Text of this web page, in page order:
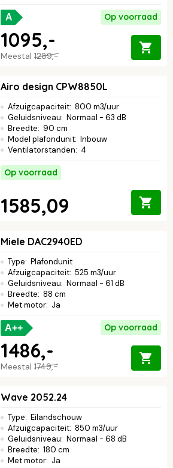
A Op voorraad
Meestal 1289,-
1095,-
Airo design CPW8850L
Afzuigcapaciteit: 800 m3/uur
Geluidsniveau: Normaal - 63 dB
Breedte: 90 cm
Model plafondunit: Inbouw
Ventilatorstanden: 4
Op voorraad
1585,09
Miele DAC2940ED
Type: Plafondunit
Afzuigcapaciteit: 525 m3/uur
Geluidsniveau: Normaal - 61 dB
Breedte: 88 cm
Met motor: Ja
A++ Op voorraad
Meestal 1749,-
1486,-
Wave 2052.24
Type: Eilandschouw
Afzuigcapaciteit: 850 m3/uur
Geluidsniveau: Normaal - 68 dB
Breedte: 180 cm
Met motor: Ja